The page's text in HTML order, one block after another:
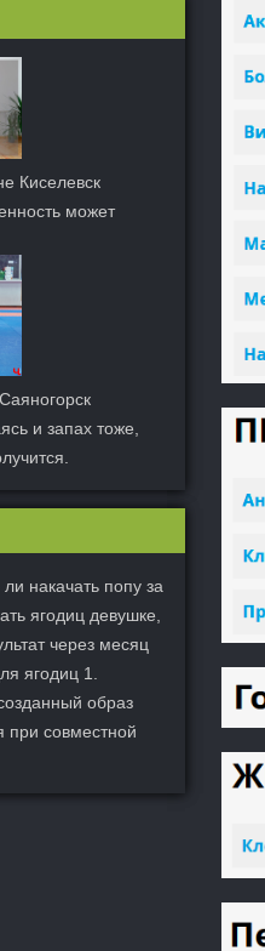
Киселевск
может
и запах тоже,
накачать попу за
ягодиц девушке,
через месяц
ягодиц 1.
образ
при совместной